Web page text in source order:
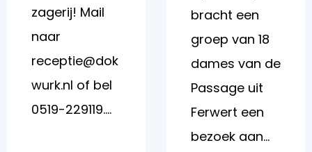
zagerij! Mail
naar
receptie@dok
wurk.nl of bel
0519-229119....
bracht een
groep van 18
dames van de
Passage uit
Ferwert een
bezoek aan...